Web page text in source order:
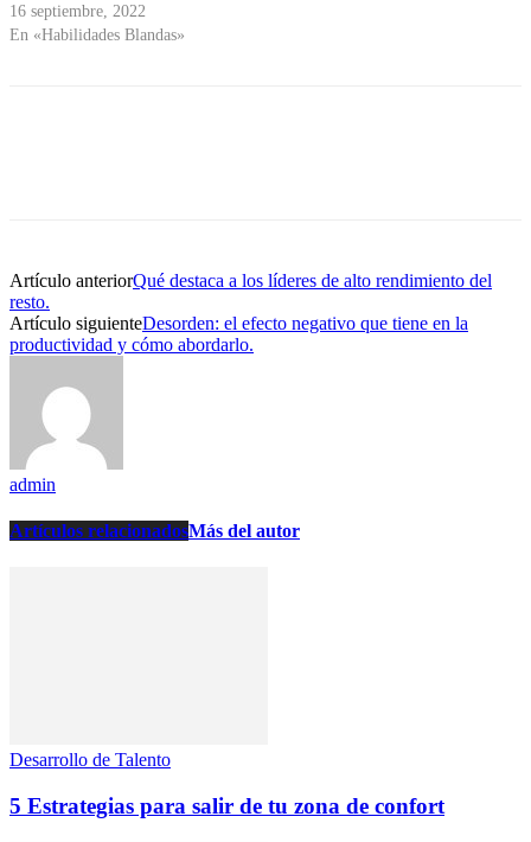
16 septiembre, 2022
En «Habilidades Blandas»
Artículo anteriorQué destaca a los líderes de alto rendimiento del
resto.
Artículo siguienteDesorden: el efecto negativo que tiene en la
productividad y cómo abordarlo.
admin
Artículos relacionadosMás del autor
Desarrollo de Talento
5 Estrategias para salir de tu zona de confort